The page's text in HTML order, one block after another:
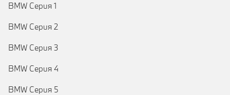
BMW Серия 1
BMW Серия 2
BMW Серия 3
BMW Серия 4
BMW Серия 5